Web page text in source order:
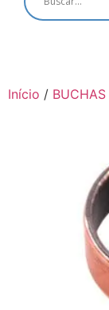
Início / BUCHAS